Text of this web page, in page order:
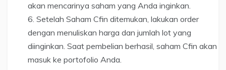
akan mencarinya saham yang Anda inginkan.
Setelah Saham Cfin ditemukan, lakukan order
dengan menuliskan harga dan jumlah lot yang
diinginkan. Saat pembelian berhasil, saham Cfin akan
masuk ke portofolio Anda.